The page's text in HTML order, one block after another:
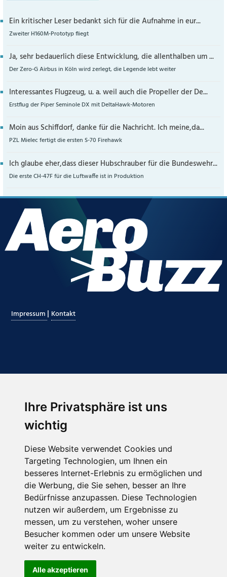
Ihre Privatsphäre ist uns
wichtig
Diese Website verwendet Cookies und
Targeting Technologien, um Ihnen ein
besseres Internet-Erlebnis zu ermöglichen und
die Werbung, die Sie sehen, besser an Ihre
Bedürfnisse anzupassen. Diese Technologien
nutzen wir außerdem, um Ergebnisse zu
messen, um zu verstehen, woher unsere
Besucher kommen oder um unsere Website
weiter zu entwickeln.
Alle akzeptieren
Ein kritischer Leser bedankt sich für die Aufnahme in eur...
Zweiter H160M-Prototyp fliegt
Ja, sehr bedauerlich diese Entwicklung, die allenthalben um ...
Der Zero-G Airbus in Köln wird zerlegt, die Legende lebt weiter
Interessantes Flugzeug, u. a. weil auch die Propeller der De...
Erstflug der Piper Seminole DX mit DeltaHawk-Motoren
Moin aus Schiffdorf, danke für die Nachricht. Ich meine,da...
PZL Mielec fertigt die ersten S-70 Firehawk
Ich glaube eher,dass dieser Hubschrauber für die Bundeswehr...
Die erste CH-47F für die Luftwaffe ist in Produktion
Impressum | Kontakt
Hier finden Sie uns auch
Abonnieren Sie unseren Newsletter
Email*